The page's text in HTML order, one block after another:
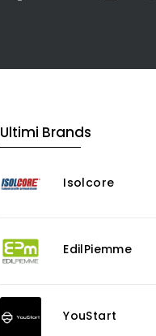
Ultimi Brands
Isolcore
EdilPiemme
YouStart